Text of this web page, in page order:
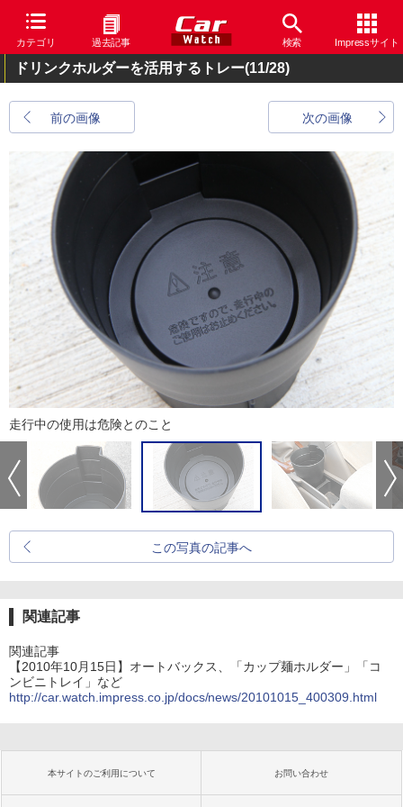
カテゴリ 過去記事 検索 Impressサイト
ドリンクホルダーを活用するトレー(11/28)
前の画像 次の画像
走行中の使用は危険とのこと
この写真の記事へ
関連記事
関連記事
【2010年10月15日】オートバックス、「カップ麺ホルダー」「コ
ンビニトレイ」など
http://car.watch.impress.co.jp/docs/news/20101015_400309.html
本サイトのご利用について お問い合わせ